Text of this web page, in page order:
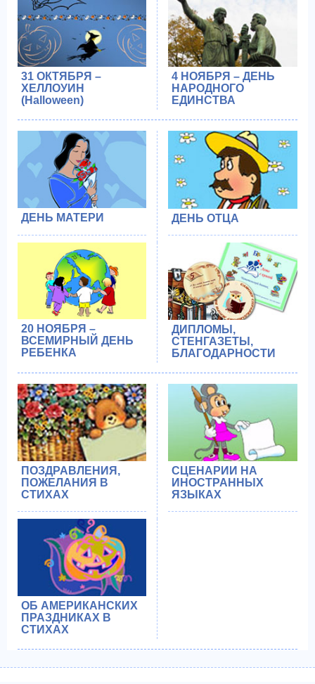
31 ОКТЯБРЯ –
ХЕЛЛОУИН
(Halloween)
4 НОЯБРЯ – ДЕНЬ
НАРОДНОГО
ЕДИНСТВА
ДЕНЬ МАТЕРИ ДЕНЬ ОТЦА
20 НОЯБРЯ –
ВСЕМИРНЫЙ ДЕНЬ
РЕБЕНКА
ДИПЛОМЫ,
СТЕНГАЗЕТЫ,
БЛАГОДАРНОСТИ
ПОЗДРАВЛЕНИЯ,
ПОЖЕЛАНИЯ В
СТИХАХ
СЦЕНАРИИ НА
ИНОСТРАННЫХ
ЯЗЫКАХ
ОБ АМЕРИКАНСКИХ
ПРАЗДНИКАХ В
СТИХАХ